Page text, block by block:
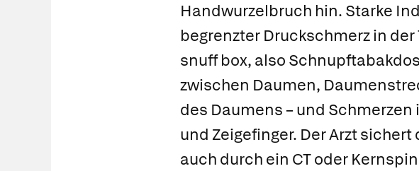
Handwurzelbruch hin. Starke
begrenzter Druckschmerz in der
snuff box, also
zwischen Daumen,
des Daumens – und
und Zeigefinger. Der Arzt
auch durch ein CT oder